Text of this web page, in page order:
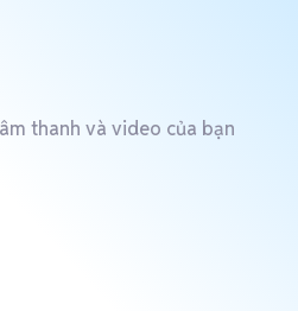
thanh và video của bạn